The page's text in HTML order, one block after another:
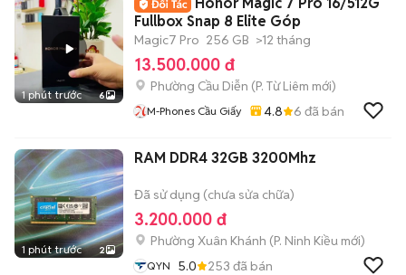
1 phút trước 6
Fullbox Snap 8 Elite Góp
Magic7 Pro 256 GB >12 tháng
13.500.000 đ
Phường Cầu Diễn (P. Từ Liêm mới)
M-Phones Cầu Giấy 4.8 6 đã bán
1 phút trước 2
RAM DDR4 32GB 3200Mhz
Đã sử dụng (chưa sửa chữa)
3.200.000 đ
Phường Xuân Khánh (P. Ninh Kiều mới)
QYN 5.0 253 đã bán